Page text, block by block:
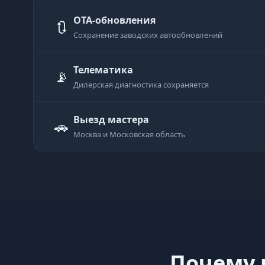
🔃 OTA-обновления
Сохранение заводских автообновлений
📡 Телематика
Дилерская диагностика сохраняется
🚗 Выезд мастера
Москва и Московская область